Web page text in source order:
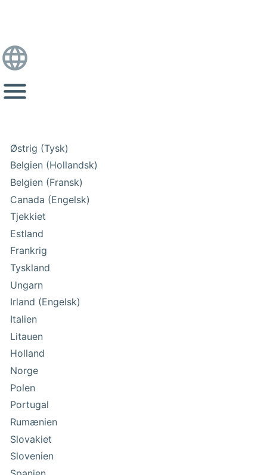
Østrig (Tysk)
Belgien (Hollandsk)
Belgien (Fransk)
Canada (Engelsk)
Tjekkiet
Estland
Frankrig
Tyskland
Ungarn
Irland (Engelsk)
Italien
Litauen
Holland
Norge
Polen
Portugal
Rumænien
Slovakiet
Slovenien